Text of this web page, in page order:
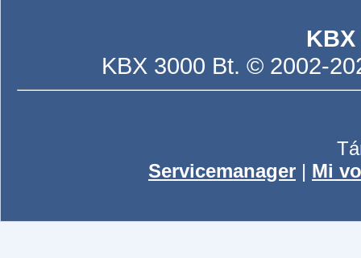
KBX 3000 Bt. © 2002-
Servicemanager | Mi